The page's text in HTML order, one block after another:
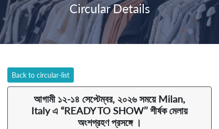
Circular Details
Back to circular-list
আগামী ১২-১৪ সেপ্টেম্বর, ২০২৬ সময়ে Milan,
Italy এ “READY TO SHOW’’ শীর্ষক মেলায়
অংশগ্রহণ প্রসঙ্গে ।